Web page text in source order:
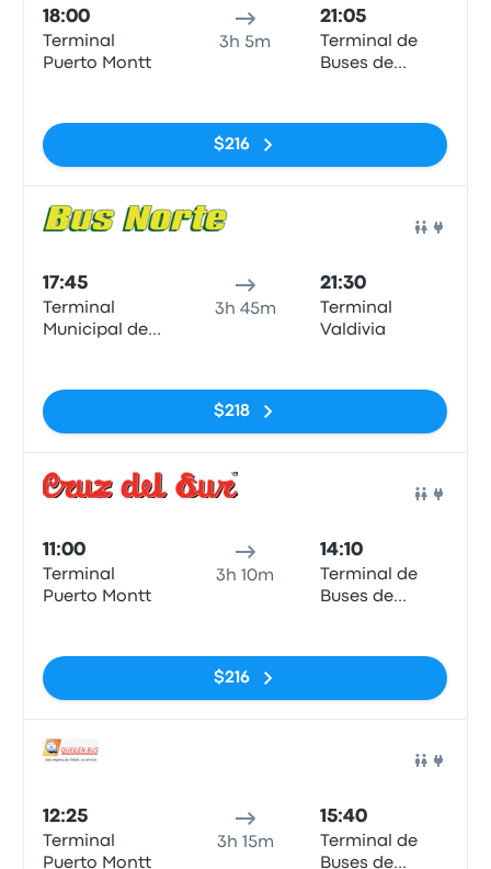
18:00
Terminal
Puerto Montt
3h 5m
21:05
Terminal de
Buses de
$216
17:45
Terminal
Municipal de
3h 45m
21:30
Terminal
Valdivia
$218
11:00
Terminal
Puerto Montt
3h 10m
14:10
Terminal de
Buses de
$216
12:25
Terminal
Puerto Montt
3h 15m
15:40
Terminal de
Buses de